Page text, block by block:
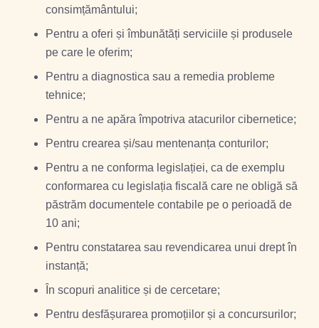
consimțământului;
Pentru a oferi și îmbunătăți serviciile și produsele
pe care le oferim;
Pentru a diagnostica sau a remedia probleme
tehnice;
Pentru a ne apăra împotriva atacurilor cibernetice;
Pentru crearea și/sau mentenanța conturilor;
Pentru a ne conforma legislației, ca de exemplu
conformarea cu legislația fiscală care ne obligă să
păstrăm documentele contabile pe o perioadă de
10 ani;
Pentru constatarea sau revendicarea unui drept în
instanță;
În scopuri analitice și de cercetare;
Pentru desfășurarea promoțiilor și a concursurilor;